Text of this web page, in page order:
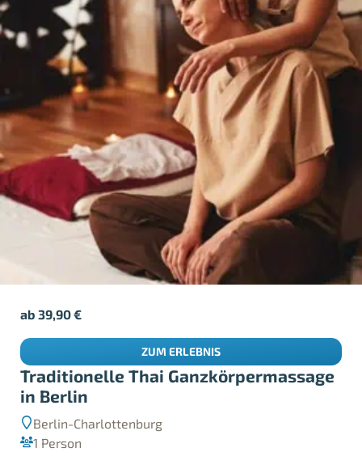
Traditionelle Thai Ganzkörpermassage
in Berlin
Berlin-Charlottenburg
1 Person
ab39,90€
ZUM ERLEBNIS